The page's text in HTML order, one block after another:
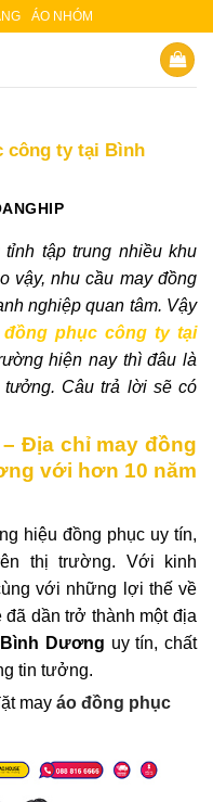
ÁO NHÓM
công ty tại Bình
tập trung nhiều khu
vậy, nhu cầu may đồng
nghiệp quan tâm. Vậy
đồng phục công ty tại
hiện nay thì đâu là
Câu trả lời sẽ có
Địa chỉ may đồng
với hơn 10 năm
hiệu đồng phục uy tín,
thị trường. Với kinh
với những lợi thế về
dần trở thành một địa
Dương uy tín, chất
tin tưởng.
may áo đồng phục